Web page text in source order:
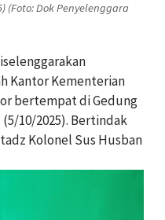
(Foto: Dok Penyelenggara
Kantor Kementerian
bertempat di Gedung
10/2025). Bertindak
Kolonel Sus Husban